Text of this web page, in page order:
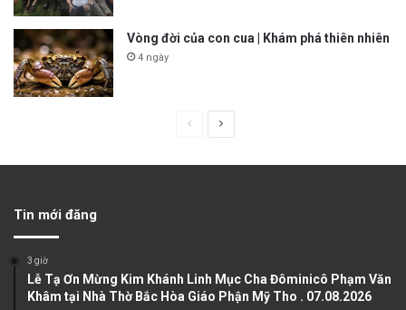
Vòng đời của con cua | Khám phá thiên nhiên
4 ngày
u
s
g
e
Tin mới đăng
3 giờ
Lễ Tạ Ơn Mừng Kim Khánh Linh Mục Cha Đôminicô Phạm Văn
Khâm tại Nhà Thờ Bắc Hòa Giáo Phận Mỹ Tho . 07.08.2026